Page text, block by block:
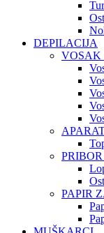
DEPILACIJA
VOSAK
PAPIR